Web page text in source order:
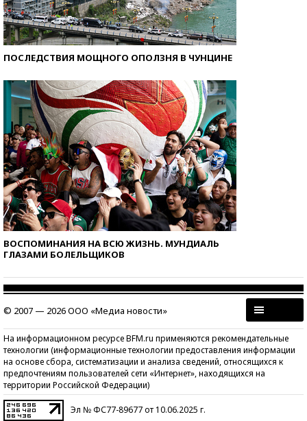
ПОСЛЕДСТВИЯ МОЩНОГО ОПОЛЗНЯ В ЧУНЦИНЕ
ВОСПОМИНАНИЯ НА ВСЮ ЖИЗНЬ. МУНДИАЛЬ
ГЛАЗАМИ БОЛЕЛЬЩИКОВ
© 2007 — 2026 ООО «Медиа новости»
На информационном ресурсе BFM.ru применяются рекомендательные
технологии (информационные технологии предоставления информации
на основе сбора, систематизации и анализа сведений, относящихся к
предпочтениям пользователей сети «Интернет», находящихся на
территории Российской Федерации)
Эл № ФС77-89677 от 10.06.2025 г.